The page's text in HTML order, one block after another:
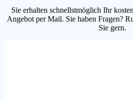
Sie erhalten schnellstmöglich Ihr
Angebot per Mail. Sie haben Fragen?
Sie gern.